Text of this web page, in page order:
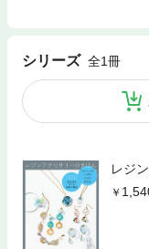
シリーズ 全1冊
レジ